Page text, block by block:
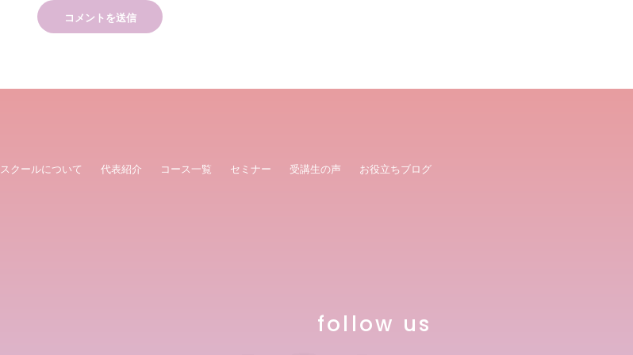
スクールについて 代表紹介 コース一覧 セミナー 受講生の声 お役立ちブログ
follow us